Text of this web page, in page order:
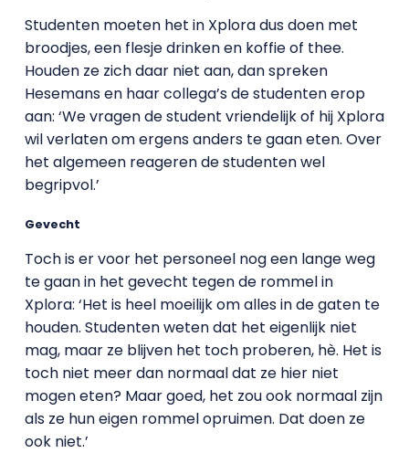
Studenten moeten het in Xplora dus doen met
broodjes, een flesje drinken en koffie of thee.
Houden ze zich daar niet aan, dan spreken
Hesemans en haar collega’s de studenten erop
aan: ‘We vragen de student vriendelijk of hij Xplora
wil verlaten om ergens anders te gaan eten. Over
het algemeen reageren de studenten wel
begripvol.’
Gevecht
Toch is er voor het personeel nog een lange weg
te gaan in het gevecht tegen de rommel in
Xplora: ‘Het is heel moeilijk om alles in de gaten te
houden. Studenten weten dat het eigenlijk niet
mag, maar ze blijven het toch proberen, hè. Het is
toch niet meer dan normaal dat ze hier niet
mogen eten? Maar goed, het zou ook normaal zijn
als ze hun eigen rommel opruimen. Dat doen ze
ook niet.’